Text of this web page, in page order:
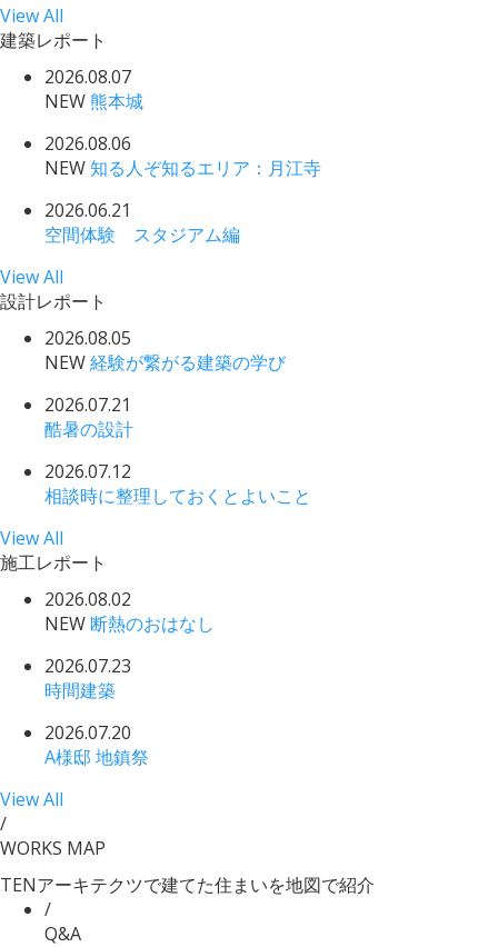
View All
建築レポート
2026.08.07
NEW 熊本城
2026.08.06
NEW知る人ぞ知るエリア：月江寺
2026.06.21
空間体験 スタジアム編
View All
設計レポート
2026.08.05
NEW経験が繋がる建築の学び
2026.07.21
酷暑の設計
2026.07.12
相談時に整理しておくとよいこと
View All
施工レポート
2026.08.02
NEW断熱のおはなし
2026.07.23
時間建築
2026.07.20
A様邸 地鎮祭
View All
/
WORKS MAP
TENアーキテクツで建てた住まいを地図で紹介
/
Q&A